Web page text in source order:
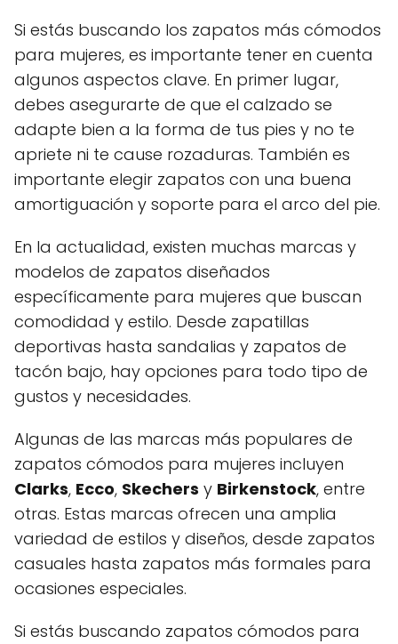
Si estás buscando los zapatos más cómodos
para mujeres, es importante tener en cuenta
algunos aspectos clave. En primer lugar,
debes asegurarte de que el calzado se
adapte bien a la forma de tus pies y no te
apriete ni te cause rozaduras. También es
importante elegir zapatos con una buena
amortiguación y soporte para el arco del pie.
En la actualidad, existen muchas marcas y
modelos de zapatos diseñados
específicamente para mujeres que buscan
comodidad y estilo. Desde zapatillas
deportivas hasta sandalias y zapatos de
tacón bajo, hay opciones para todo tipo de
gustos y necesidades.
Algunas de las marcas más populares de
zapatos cómodos para mujeres incluyen
Clarks, Ecco, Skechers y Birkenstock, entre
otras. Estas marcas ofrecen una amplia
variedad de estilos y diseños, desde zapatos
casuales hasta zapatos más formales para
ocasiones especiales.
Si estás buscando zapatos cómodos para